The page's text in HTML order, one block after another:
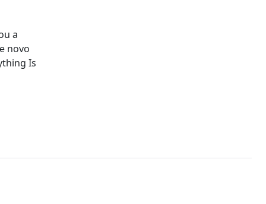
a
novo
Is